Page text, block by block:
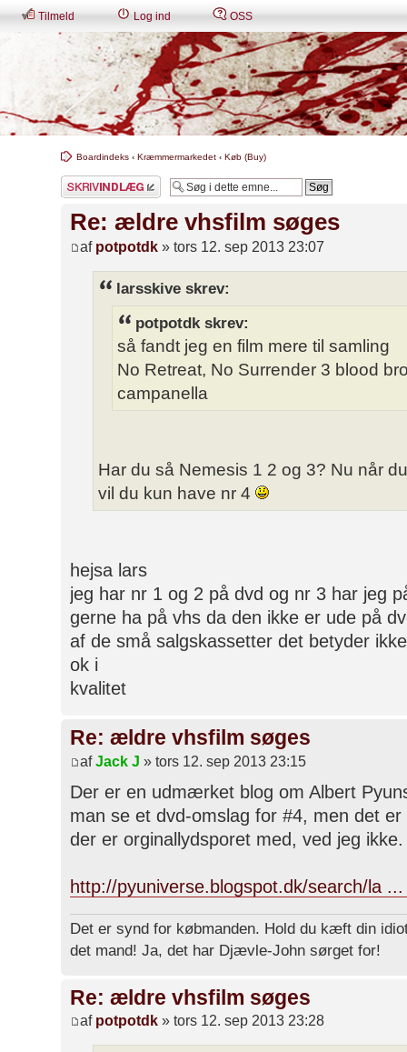
Tilmeld Log ind OSS
Boardindeks ‹ Kræmmermarkedet ‹ Køb (Buy)
Skriv et svar
Re: ældre vhsfilm søges
af potpotdk » tors 12. sep 2013 23:07
larsskive skrev:
potpotdk skrev:
så fandt jeg en film mere til samling
No Retreat, No Surrender 3 blood
campanella
Har du så Nemesis 1 2 og 3? Nu når
vil du kun have nr 4
hejsa lars
jeg har nr 1 og 2 på dvd og nr 3 har jeg
gerne ha på vhs da den ikke er ude på
af de små salgskassetter det betyder
ok i
kvalitet
Re: ældre vhsfilm søges
afJack J » tors 12. sep 2013 23:15
Der er en udmærket blog om Albert
man se et dvd-omslag for #4, men det
der er orginallydsporet med, ved jeg ikke.
http://pyuniverse.blogspot.dk/search/la
Det er synd for købmanden. Hold du kæft din
det mand! Ja, det har Djævle-John sørget for!
Re: ældre vhsfilm søges
af potpotdk » tors 12. sep 2013 23:28